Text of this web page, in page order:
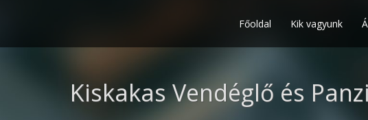
Főoldal Kik vagyunk
Kiskakas Vendéglő és